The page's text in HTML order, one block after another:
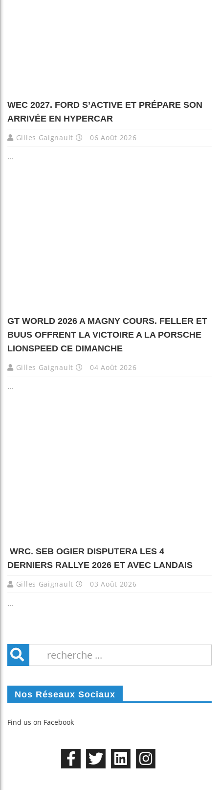
WEC 2027. FORD S’ACTIVE ET PRÉPARE SON
ARRIVÉE EN HYPERCAR
Gilles Gaignault 06 Août 2026
...
GT WORLD 2026 A MAGNY COURS. FELLER ET
BUUS OFFRENT LA VICTOIRE A LA PORSCHE
LIONSPEED CE DIMANCHE
Gilles Gaignault 04 Août 2026
...
WRC. SEB OGIER DISPUTERA LES 4
DERNIERS RALLYE 2026 ET AVEC LANDAIS
Gilles Gaignault 03 Août 2026
...
Nos Réseaux Sociaux
Find us on Facebook